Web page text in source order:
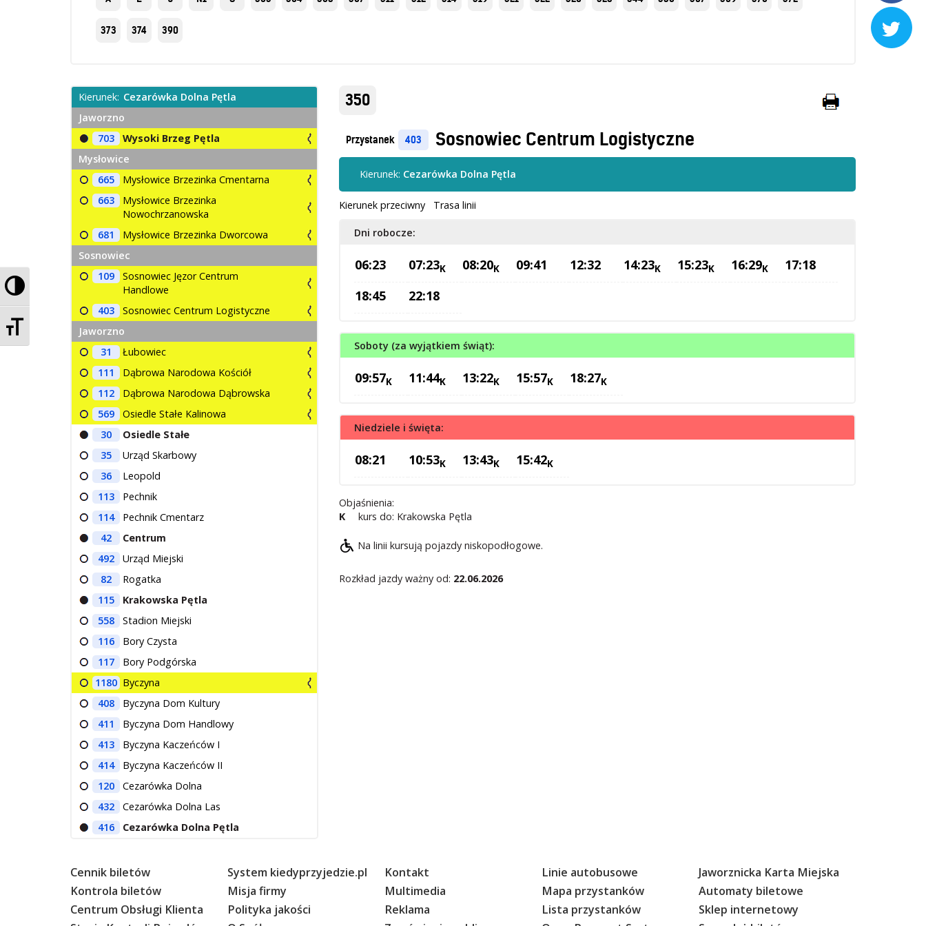
Przełącz wysoki kontrast
Zmień rozmiar czcionek

373 374 390
350
Przystanek 403 Sosnowiec Centrum Logistyczne
Kierunek: Cezarówka Dolna Pętla
Kierunek przeciwny Trasa linii
Dni robocze:
06:23 07:23K 08:20K 09:41 12:32 14:23K 15:23K 16:29K
17:18
18:45
22:18
Soboty (za wyjątkiem świąt):
09:57K 11:44K 13:22K 15:57K 18:27K
Niedziele i święta:
08:21 10:53K 13:43K 15:42K
Objaśnienia:
K
kurs do: Krakowska Pętla
Na linii kursują pojazdy niskopodłogowe.
Rozkład jazdy ważny od: 22.06.2026
Kierunek: Cezarówka Dolna Pętla
Jaworzno
703
Wysoki Brzeg Pętla
Mysłowice
665
Mysłowice Brzezinka Cmentarna
663
Mysłowice Brzezinka
Nowochrzanowska
681
Mysłowice Brzezinka Dworcowa
Sosnowiec
109
Sosnowiec Jęzor Centrum
Handlowe
403
Sosnowiec Centrum Logistyczne
Jaworzno
31
Łubowiec
111
Dąbrowa Narodowa Kościół
112
Dąbrowa Narodowa Dąbrowska
569
Osiedle Stałe Kalinowa
30
Osiedle Stałe
35
Urząd Skarbowy
36
Leopold
113
Pechnik
114
Pechnik Cmentarz
42
Centrum
492
Urząd Miejski
82
Rogatka
115
Krakowska Pętla
558
Stadion Miejski
116
Bory Czysta
117
Bory Podgórska
1180 Byczyna
408
Byczyna Dom Kultury
411
Byczyna Dom Handlowy
413
Byczyna Kaczeńców I
414
Byczyna Kaczeńców II
120
Cezarówka Dolna
432
Cezarówka Dolna Las
416
Cezarówka Dolna Pętla
Cennik biletów System kiedyprzyjedzie.pl Kontakt Linie autobusowe
Jaworznicka Karta Miejska
Kontrola biletów
Misja firmy Multimedia Mapa przystanków
Automaty biletowe
Centrum Obsługi Klienta
Polityka jakości Reklama Lista przystanków
Sklep internetowy